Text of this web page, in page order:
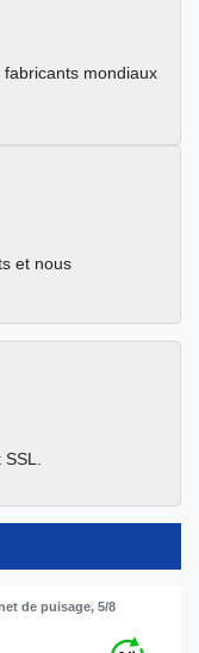
mondiaux
et nous
de puisage, 5/8